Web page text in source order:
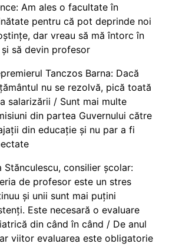
Am ales o facultate în
pentru că pot deprinde noi
dar vreau să mă întorc în
să devin profesor
Tanczos Barna: Dacă
nu se rezolvă, pică toată
salarizării / Sunt mai multe
din partea Guvernului către
din educație și nu par a fi
Stănculescu, consilier școlar:
de profesor este un stres
și unii sunt mai puțini
Este necesară o evaluare
din când în când / De anul
viitor evaluarea este obligatorie